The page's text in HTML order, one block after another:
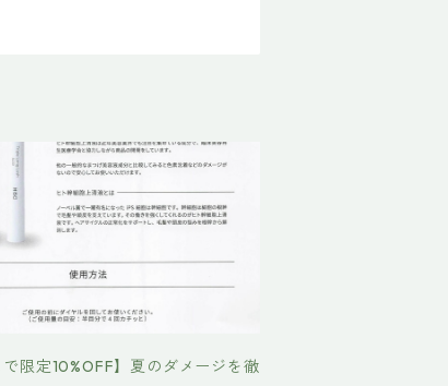
限定10%OFF】夏のダメージを徹